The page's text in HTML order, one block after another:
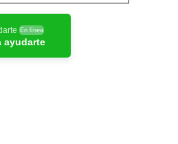
En línea
ayudarte